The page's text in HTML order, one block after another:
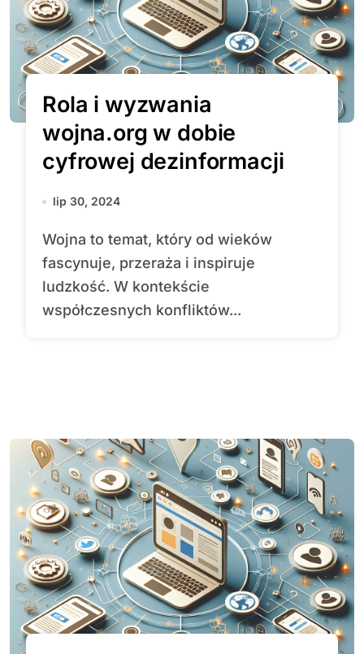
Rola i wyzwania
wojna.org w dobie
cyfrowej dezinformacji
lip 30, 2024
Wojna to temat, który od wieków
fascynuje, przeraża i inspiruje
ludzkość. W kontekście
współczesnych konfliktów...